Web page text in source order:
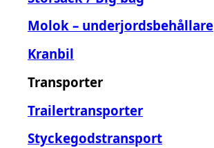
Molok – underjordsbehållare
Kranbil
Transporter
Trailertransporter
Styckegodstransport